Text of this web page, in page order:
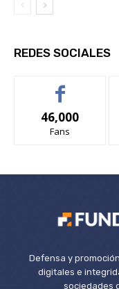
REDES SOCIALES
46,000
Fans
Defensa y
digitales e
sociedades